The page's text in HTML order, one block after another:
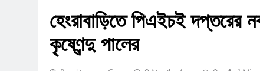
হেংরাবাড়িতে পিএইচই দপ্তরের
কৃষ্ণেন্দু পালের